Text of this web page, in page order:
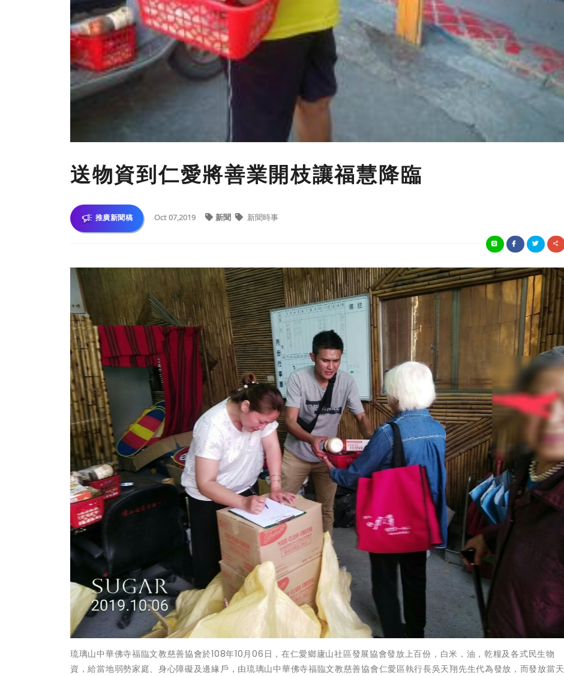
送物資到仁愛將善業開枝讓福慧降臨
推廣新聞稿 Oct 07,2019 新聞 新聞時事
琉璃山中華佛寺福臨文教慈善協會於108年10月06日，在仁愛鄉廬山社區發展協會發放上百份，白米，油，乾糧及各式民生物
資，給當地弱勢家庭、身心障礙及邊緣戶，由琉璃山中華佛寺福臨文教慈善協會仁愛區執行長吳天翔先生代為發放，而發放當天